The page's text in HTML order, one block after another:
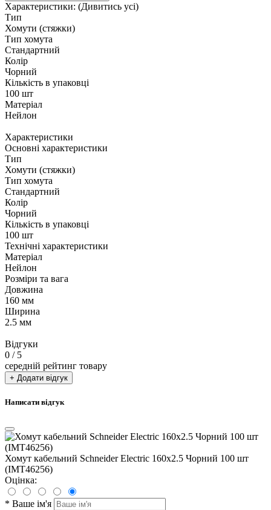
Характеристики: (Дивитись усі)
Тип
Хомути (стяжки)
Тип хомута
Стандартний
Колір
Чорний
Кількість в упаковці
100 шт
Матеріал
Нейлон
Характеристики
Основні характеристики
Тип
Хомути (стяжки)
Тип хомута
Стандартний
Колір
Чорний
Кількість в упаковці
100 шт
Технічні характеристики
Матеріал
Нейлон
Розміри та вага
Довжина
160 мм
Ширина
2.5 мм
Відгуки
0 / 5
середній рейтинг товару
+ Додати відгук
Написати відгук
Хомут кабельний Schneider Electric 160х2.5 Чорний 100 шт
(IMT46256)
Оцінка:
* Ваше ім'я